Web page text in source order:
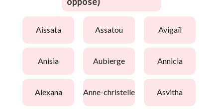
aissata assatou avigaïl
anisia aubierge annicia
alexana anne-christelle asvitha